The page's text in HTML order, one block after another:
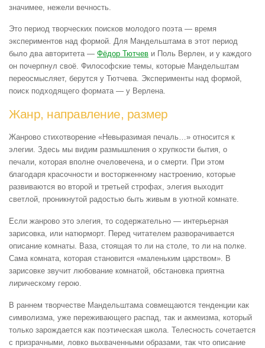
значимее, нежели вечность.
Это период творческих поисков молодого поэта — время
экспериментов над формой. Для Мандельштама в этот период
было два авторитета — Фёдор Тютчев и Поль Верлен, и у каждого
он почерпнул своё. Философские темы, которые Мандельштам
переосмысляет, берутся у Тютчева. Эксперименты над формой,
поиск подходящего формата — у Верлена.
Жанр, направление, размер
Жанрово стихотворение «Невыразимая печаль…» относится к
элегии. Здесь мы видим размышления о хрупкости бытия, о
печали, которая вполне очеловечена, и о смерти. При этом
благодаря красочности и восторженному настроению, которые
развиваются во второй и третьей строфах, элегия выходит
светлой, проникнутой радостью быть живым в уютной комнате.
Если жанрово это элегия, то содержательно — интерьерная
зарисовка, или натюрморт. Перед читателем разворачивается
описание комнаты. Ваза, стоящая то ли на столе, то ли на полке.
Сама комната, которая становится «маленьким царством». В
зарисовке звучит любование комнатой, обстановка приятна
лирическому герою.
В раннем творчестве Мандельштама совмещаются тенденции как
символизма, уже переживающего распад, так и акмеизма, который
только зарождается как поэтическая школа. Телесность сочетается
с призрачными, ловко выхваченными образами, так что описание